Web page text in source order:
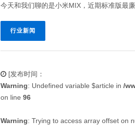
今天和我们聊的是小米MIX，近期标准版最
行业新闻
[发布时间：
Warning: Undefined variable $article in /
on line 96
Warning: Trying to access array offset on